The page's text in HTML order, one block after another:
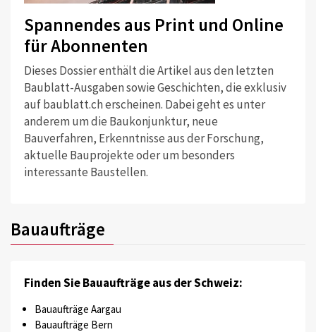
Spannendes aus Print und Online
für Abonnenten
Dieses Dossier enthält die Artikel aus den letzten
Baublatt-Ausgaben sowie Geschichten, die exklusiv
auf baublatt.ch erscheinen. Dabei geht es unter
anderem um die Baukonjunktur, neue
Bauverfahren, Erkenntnisse aus der Forschung,
aktuelle Bauprojekte oder um besonders
interessante Baustellen.
Bauaufträge
Finden Sie Bauaufträge aus der Schweiz:
Bauaufträge Aargau
Bauaufträge Bern